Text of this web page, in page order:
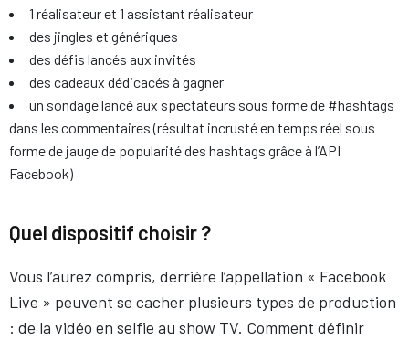
1 réalisateur et 1 assistant réalisateur
des jingles et génériques
des défis lancés aux invités
des cadeaux dédicacés à gagner
un sondage lancé aux spectateurs sous forme de #hashtags
dans les commentaires (résultat incrusté en temps réel sous
forme de jauge de popularité des hashtags grâce à l’API
Facebook)
Quel dispositif choisir ?
Vous l’aurez compris, derrière l’appellation « Facebook
Live » peuvent se cacher plusieurs types de production
: de la vidéo en selfie au show TV. Comment définir